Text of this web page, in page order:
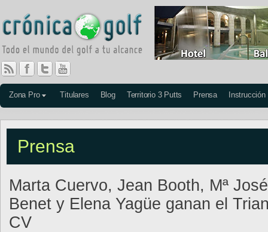
Zona Pro Titulares Blog Territorio 3 Putts Prensa Instrucción
Prensa
Marta Cuervo, Jean Booth, Mª José
Benet y Elena Yagüe ganan el
CV